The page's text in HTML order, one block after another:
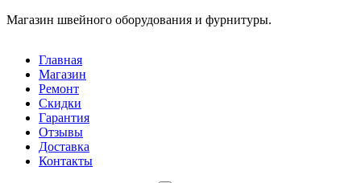
Магазин швейного оборудования и фурнитуры.
Главная
Магазин
Ремонт
Скидки
Гарантия
Отзывы
Доставка
Контакты